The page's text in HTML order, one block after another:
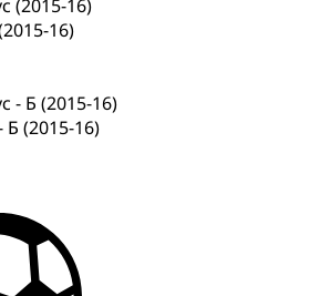
16)
(2015-16)